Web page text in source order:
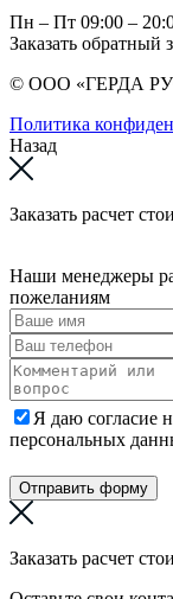
Пн – Пт 09:00 –
Заказать обратный
© ООО «ГЕРДА
Политика
Назад
Заказать расчет
Наши менеджеры
пожеланиям
Я даю согласие
персональных
Отправить форму
Заказать расчет